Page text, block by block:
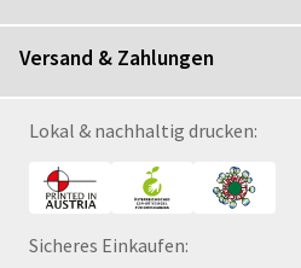
Versand & Zahlungen
Lokal & nachhaltig drucken:
Sicheres Einkaufen: